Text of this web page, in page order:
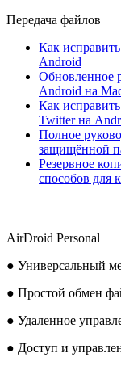
Передача файлов
Как
Android
Обновленное
Android на
Как
Twitter на
Полное
защищённой
Резервное
способов для
AirDroid Personal
● Универсальный
● Простой обмен
● Удаленное
● Доступ и